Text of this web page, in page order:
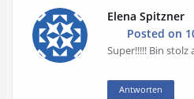
Elena Spitzner
Posted on
Super!!!!! Bin stolz
Antworten